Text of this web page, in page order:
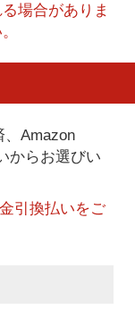
場合がありま
、Amazon
からお選びい
引換払いをご